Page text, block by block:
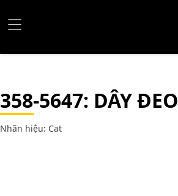
358-5647: DÂY ĐEO
Nhãn hiệu: Cat